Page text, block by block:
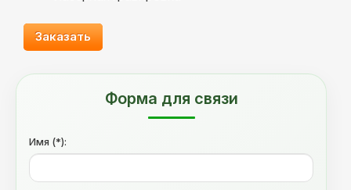
Заказать
Форма для связи
Имя (*):